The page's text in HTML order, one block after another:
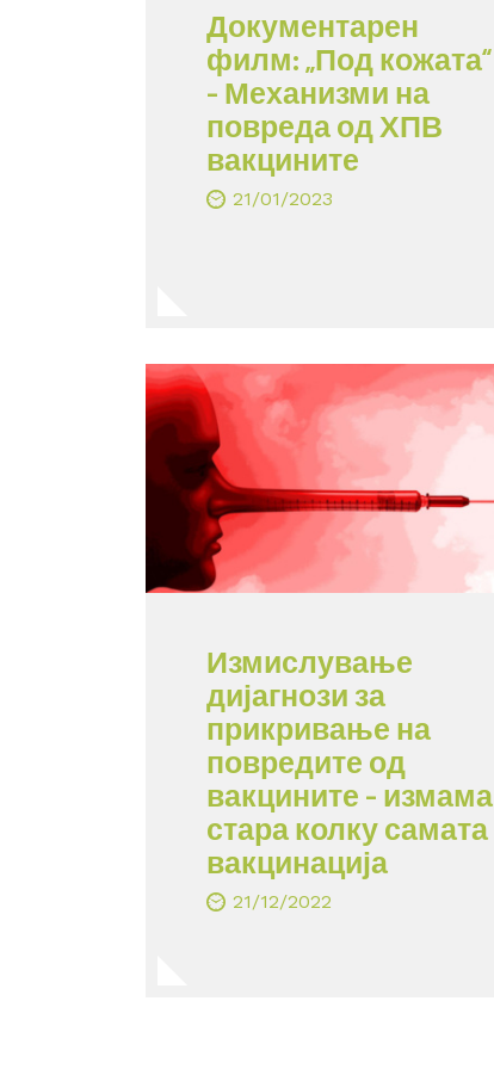
Документарен
филм: „Под кожата“
– Механизми на
повреда од ХПВ
вакцините
21/01/2023
Измислување
дијагнози за
прикривање на
повредите од
вакцините – измама
стара колку самата
вакцинација
21/12/2022